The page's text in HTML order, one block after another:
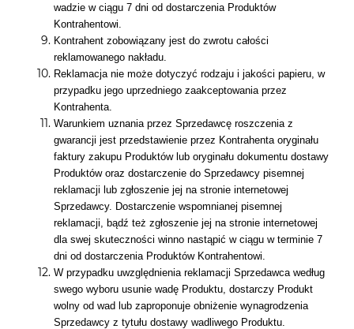
wadzie w ciągu 7 dni od dostarczenia Produktów
Kontrahentowi.
Kontrahent zobowiązany jest do zwrotu całości
reklamowanego nakładu.
Reklamacja nie może dotyczyć rodzaju i jakości papieru, w
przypadku jego uprzedniego zaakceptowania przez
Kontrahenta.
Warunkiem uznania przez Sprzedawcę roszczenia z
gwarancji jest przedstawienie przez Kontrahenta oryginału
faktury zakupu Produktów lub oryginału dokumentu dostawy
Produktów oraz dostarczenie do Sprzedawcy pisemnej
reklamacji lub zgłoszenie jej na stronie internetowej
Sprzedawcy. Dostarczenie wspomnianej pisemnej
reklamacji, bądź też zgłoszenie jej na stronie internetowej
dla swej skuteczności winno nastąpić w ciągu w terminie 7
dni od dostarczenia Produktów Kontrahentowi.
W przypadku uwzględnienia reklamacji Sprzedawca według
swego wyboru usunie wadę Produktu, dostarczy Produkt
wolny od wad lub zaproponuje obniżenie wynagrodzenia
Sprzedawcy z tytułu dostawy wadliwego Produktu.